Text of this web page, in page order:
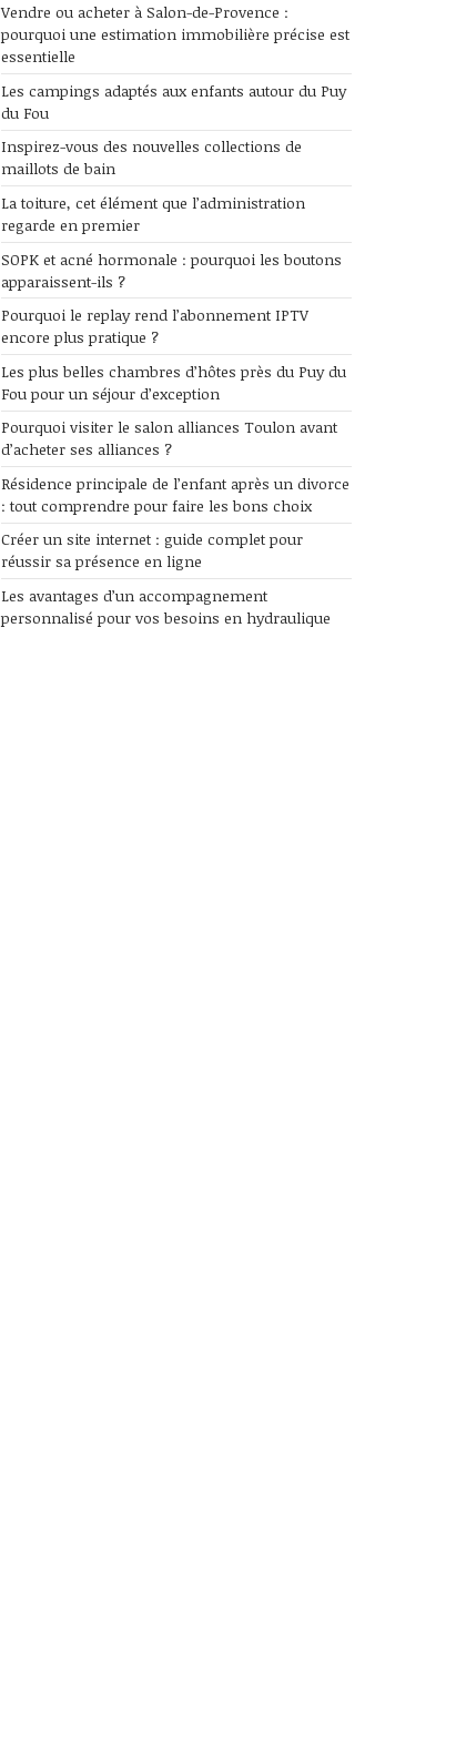
Vendre ou acheter à Salon-de-Provence :
pourquoi une estimation immobilière précise est
essentielle
Les campings adaptés aux enfants autour du Puy
du Fou
Inspirez-vous des nouvelles collections de
maillots de bain
La toiture, cet élément que l’administration
regarde en premier
SOPK et acné hormonale : pourquoi les boutons
apparaissent-ils ?
Pourquoi le replay rend l’abonnement IPTV
encore plus pratique ?
Les plus belles chambres d’hôtes près du Puy du
Fou pour un séjour d’exception
Pourquoi visiter le salon alliances Toulon avant
d’acheter ses alliances ?
Résidence principale de l’enfant après un divorce
: tout comprendre pour faire les bons choix
Créer un site internet : guide complet pour
réussir sa présence en ligne
Les avantages d’un accompagnement
personnalisé pour vos besoins en hydraulique